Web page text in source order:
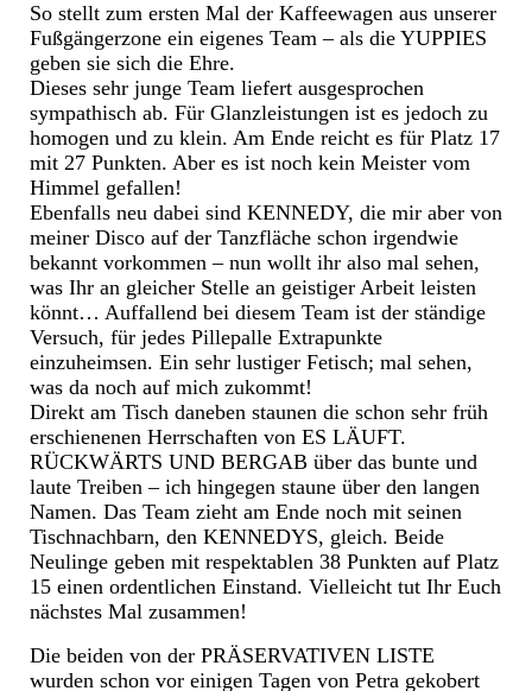
So stellt zum ersten Mal der Kaffeewagen aus unserer
Fußgängerzone ein eigenes Team – als die YUPPIES
geben sie sich die Ehre.
Dieses sehr junge Team liefert ausgesprochen
sympathisch ab. Für Glanzleistungen ist es jedoch zu
homogen und zu klein. Am Ende reicht es für Platz 17
mit 27 Punkten. Aber es ist noch kein Meister vom
Himmel gefallen!
Ebenfalls neu dabei sind KENNEDY, die mir aber von
meiner Disco auf der Tanzfläche schon irgendwie
bekannt vorkommen – nun wollt ihr also mal sehen,
was Ihr an gleicher Stelle an geistiger Arbeit leisten
könnt… Auffallend bei diesem Team ist der ständige
Versuch, für jedes Pillepalle Extrapunkte
einzuheimsen. Ein sehr lustiger Fetisch; mal sehen,
was da noch auf mich zukommt!
Direkt am Tisch daneben staunen die schon sehr früh
erschienenen Herrschaften von ES LÄUFT.
RÜCKWÄRTS UND BERGAB über das bunte und
laute Treiben – ich hingegen staune über den langen
Namen. Das Team zieht am Ende noch mit seinen
Tischnachbarn, den KENNEDYS, gleich. Beide
Neulinge geben mit respektablen 38 Punkten auf Platz
15 einen ordentlichen Einstand. Vielleicht tut Ihr Euch
nächstes Mal zusammen!
Die beiden von der PRÄSERVATIVEN LISTE
wurden schon vor einigen Tagen von Petra gekobert